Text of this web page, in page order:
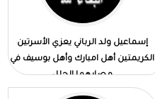
إسماعيل ولد الرباني يعزي الأسرتين
الكريمتين أهل امبارك وأهل بوسيف في
مصابهما الجلل